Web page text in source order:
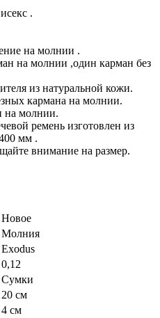
.
на молнии .
на молнии ,один карман без
из натуральной кожи.
кармана на молнии.
на молнии.
ремень изготовлен из
мм .
внимание на размер.
Новое
Молния
Exodus
0,12
Сумки
20 см
4 см